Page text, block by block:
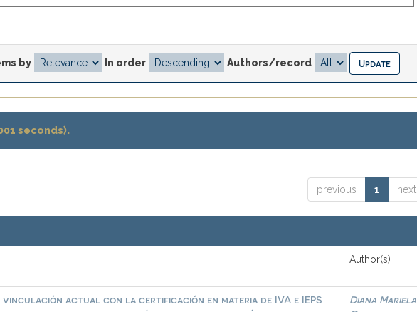
by In order Authors/record
seconds).
previous 1 next
Author(s)
vinculación actual con la certificación en materia de IVA e IEPS
Diana Mariela